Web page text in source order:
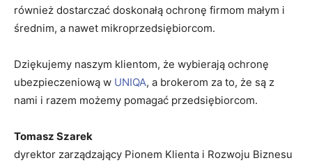
również dostarczać doskonałą ochronę firmom małym i
średnim, a nawet mikroprzedsiębiorcom.
Dziękujemy naszym klientom, że wybierają ochronę
ubezpieczeniową w UNIQA, a brokerom za to, że są z
nami i razem możemy pomagać przedsiębiorcom.
Tomasz Szarek
dyrektor zarządzający Pionem Klienta i Rozwoju Biznesu